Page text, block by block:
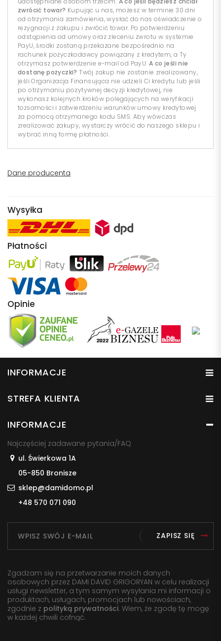
zwrócić towar? Kupując u nas, możesz w terminie 30 dni
od otrzymania zamówienia, wysłać do nas oświadczenie o
rezygnacji z zakupu i zwrócić towar. Po potwierdzeniu
odstąpienia od umowy oraz zleceniu zwrotu w systemie
PayU, środki zostaną przekazane bezpośrednio na
rachunek pożyczkodawcy powiązany z kredytem, a Ty
otrzymasz potwierdzenie e-mail od PayU. A co jeśli nie
dostanę pożyczki? Twój zakup nie zostanie zrealizowany,
jeśli Organizacja Finansująca nie udzieli Ci kredytu lub jeśli
po otrzymaniu pozytywnej decyzji kredytowej, nie
wykonasz kolejnych kroków polegających na weryfikacji
tożsamości i zatwierdzeniu warunków umowy kredytowej
za pomocą otrzymanego kodu SMS. Aby wówczas
zrealizować zakupy, wystarczy wrócić do naszego sklepu i
wybrać inną formę płatności.
Dane producenta
Wysyłka
Płatności
Opinie
INFORMACJE
STREFA KLIENTA
INFORMACJE
Najczęściej zadawane pytania/FAQ
ul. Świerkowa 1A
05-850 Bronisze
sklep@damidomo.pl
+48 570 071 090
ZAPISZ SIĘ
Zgadzam się na przetwarzanie moich danych
osobowych przez DAMI DAVID GRIGORYAN w celu realizacji
usługi newsletter, a tym samym wysyłania mi informacji o
produktach, usługach, promocjach lub nowościach,
zgodnie z polityką prywatności. Wiem, że zgodę tę mogę
w każdej chwili cofnąć.